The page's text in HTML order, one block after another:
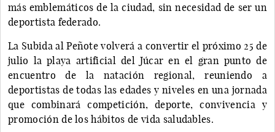
más emblemáticos de la ciudad, sin necesidad de ser un
deportista federado.
La Subida al Peñote volverá a convertir el próximo 25 de
julio la playa artificial del Júcar en el gran punto de
encuentro de la natación regional, reuniendo a
deportistas de todas las edades y niveles en una jornada
que combinará competición, deporte, convivencia y
promoción de los hábitos de vida saludables.